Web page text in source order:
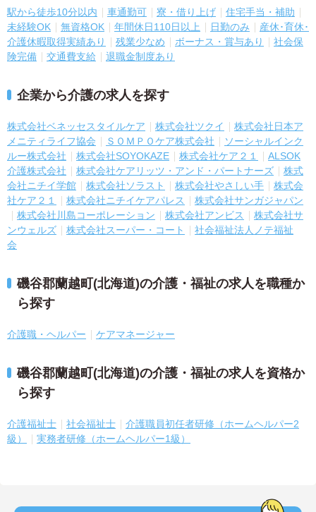
駅から徒歩10分以内 車通勤可 寮・借り上げ
住宅手当・補助
未経験OK
無資格OK 年間休日110日以上 日勤のみ
産休･育休･
介護休暇取得実績あり
残業少なめ ボーナス・賞与あり
社会保
険完備
交通費支給 退職金制度あり
企業から介護の求人を探す
株式会社ベネッセスタイルケア 株式会社ツクイ
株式会社日本ア
メニティライフ協会
ＳＯＭＰＯケア株式会社
ソーシャルインク
ルー株式会社
株式会社SOYOKAZE 株式会社ケア２１
ALSOK
介護株式会社
株式会社ケアリッツ・アンド・パートナーズ
株式
会社ニチイ学館
株式会社ソラスト 株式会社やさしい手
株式会
社ケア２１
株式会社ニチイケアパレス
株式会社サンガジャパン
株式会社川島コーポレーション
株式会社アンビス
株式会社サ
ンウェルズ
株式会社スーパー・コート
社会福祉法人ノテ福祉
会
磯谷郡蘭越町(北海道)の介護・福祉の求人を職種か
ら探す
介護職・ヘルパー ケアマネージャー
磯谷郡蘭越町(北海道)の介護・福祉の求人を資格か
ら探す
介護福祉士 社会福祉士
介護職員初任者研修（ホームヘルパー2
級）
実務者研修（ホームヘルパー1級）